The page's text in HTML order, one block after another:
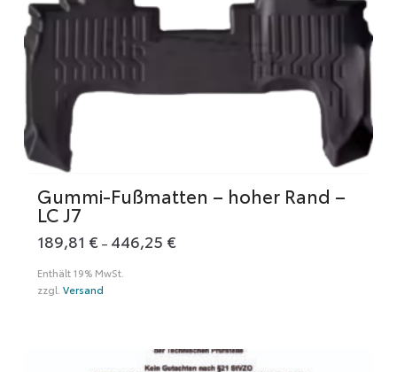
Gummi-Fußmatten – hoher Rand –
LC J7
189,81 € – 446,25 €Preisspanne:
189,81 €
Enthält 19% MwSt.
zzgl. Versand